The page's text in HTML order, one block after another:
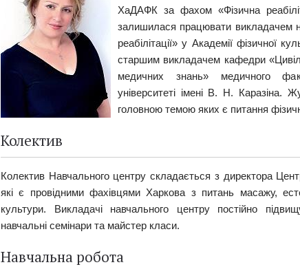
ХаДАФК за фахом «Фізична
залишилася працювати викладачем
реабілітації» у Академії
старшим викладачем кафедри
медичних знань» медичного
університеті імені В. Н.
головною темою яких є питання
Колектив
Колектив Навчального центру складається з директора
які є провідними фахівцями Харкова з питань масажу,
культури. Викладачі навчального центру постійно
навчальні семінари та майстер класи.
Навчальна робота